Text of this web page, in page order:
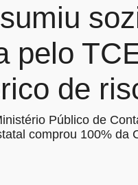
pelo
de
Público de
comprou 100% da